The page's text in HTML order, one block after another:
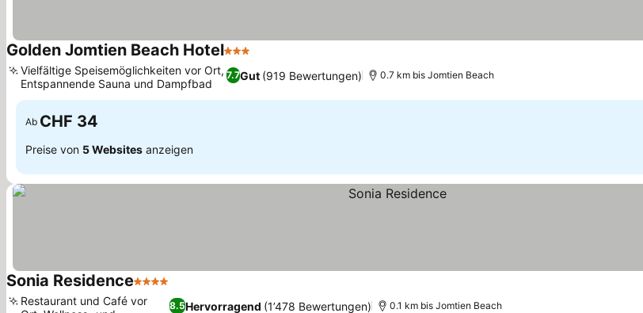
Golden Jomtien Beach Hotel3 Sterne
7.7Gut (919 Bewertungen)
Vielfältige Speisemöglichkeiten vor Ort,
Entspannende Sauna und Dampfbad
0.7 km bis Jomtien Beach
Ab CHF 34
Preise von 5 Websites anzeigen
Sonia Residence4 Sterne
8.5Hervorragend (1’478 Bewertungen)
Restaurant und Café vor
0.1 km bis Jomtien Beach